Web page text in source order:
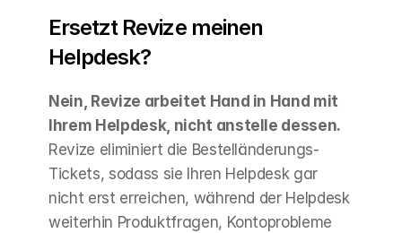
Ersetzt Revize meinen
Helpdesk?
Nein, Revize arbeitet Hand in Hand mit
Ihrem Helpdesk, nicht anstelle dessen.
Revize eliminiert die Bestelländerungs-
Tickets, sodass sie Ihren Helpdesk gar
nicht erst erreichen, während der Helpdesk
weiterhin Produktfragen, Kontoprobleme